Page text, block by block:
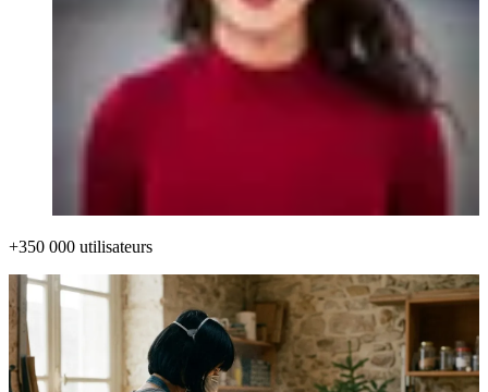
+350 000 utilisateurs